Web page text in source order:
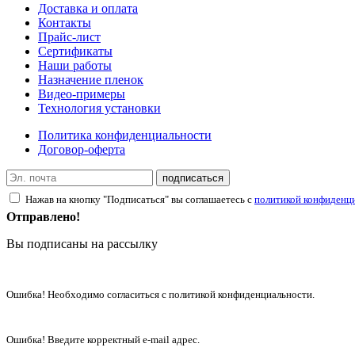
Доставка и оплата
Контакты
Прайс-лист
Сертификаты
Наши работы
Назначение пленок
Видео-примеры
Технология установки
Политика конфиденциальности
Договор-оферта
подписаться
Нажав на кнопку "Подписаться" вы соглашаетесь с политикой
Отправлено!
Вы подписаны на рассылку
Ошибка! Необходимо согласиться с политикой конфиденциальности.
Ошибка! Введите корректный e-mail адрес.